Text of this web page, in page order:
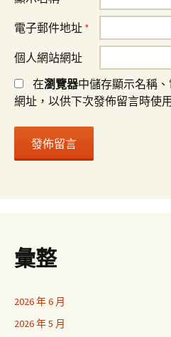
電子郵件地址 *
個人網站網址
在瀏覽器中儲存顯示名稱
網址，以供下次發佈留言時使
彙整
2026 年 6 月
2026 年 5 月